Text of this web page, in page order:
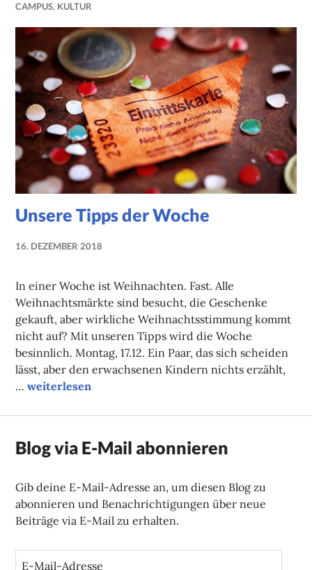
CAMPUS, KULTUR
Unsere Tipps der Woche
16. DEZEMBER 2018
In einer Woche ist Weihnachten. Fast. Alle
Weihnachtsmärkte sind besucht, die Geschenke
gekauft, aber wirkliche Weihnachtsstimmung kommt
nicht auf? Mit unseren Tipps wird die Woche
besinnlich. Montag, 17.12. Ein Paar, das sich scheiden
lässt, aber den erwachsenen Kindern nichts erzählt,
…Unsere Tipps der Woche
weiterlesen
Blog via E-Mail abonnieren
Gib deine E-Mail-Adresse an, um diesen Blog zu
abonnieren und Benachrichtigungen über neue
Beiträge via E-Mail zu erhalten.